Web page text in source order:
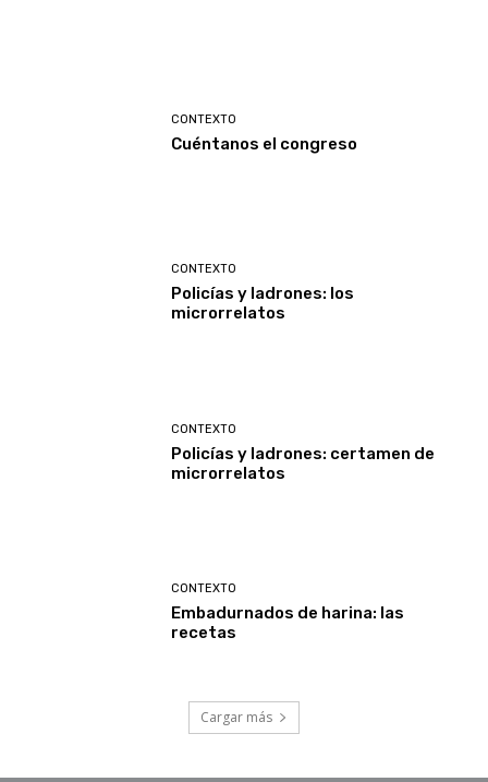
CONTEXTO
Cuéntanos el congreso
CONTEXTO
Policías y ladrones: los
microrrelatos
CONTEXTO
Policías y ladrones: certamen de
microrrelatos
CONTEXTO
Embadurnados de harina: las
recetas
Cargar más